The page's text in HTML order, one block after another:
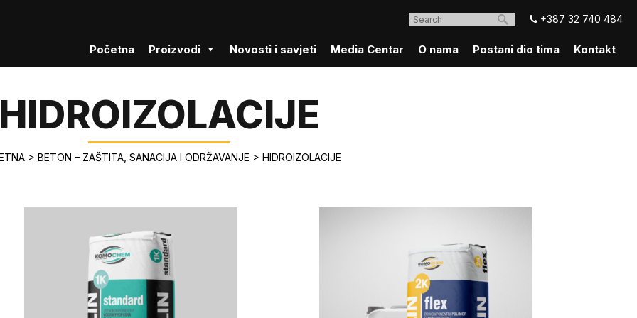
+387 32 740 484
Početna Proizvodi Novosti i savjeti Media Centar O nama Postani dio tima Kontakt
> BETON – ZAŠTITA, SANACIJA I ODRŽAVANJE > HIDROIZOLACIJE